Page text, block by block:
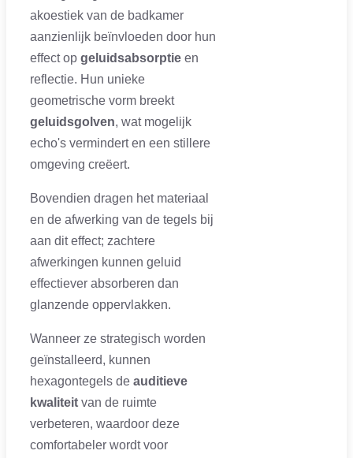
akoestiek van de badkamer
aanzienlijk beïnvloeden door hun
effect op geluidsabsorptie en
reflectie. Hun unieke
geometrische vorm breekt
geluidsgolven, wat mogelijk
echo's vermindert en een stillere
omgeving creëert.
Bovendien dragen het materiaal
en de afwerking van de tegels bij
aan dit effect; zachtere
afwerkingen kunnen geluid
effectiever absorberen dan
glanzende oppervlakken.
Wanneer ze strategisch worden
geïnstalleerd, kunnen
hexagontegels de auditieve
kwaliteit van de ruimte
verbeteren, waardoor deze
comfortabeler wordt voor